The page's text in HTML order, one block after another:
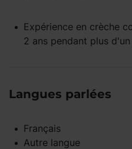
Expérience en crèche
2 ans pendant plus d'un
Langues parlées
Français
Autre langue